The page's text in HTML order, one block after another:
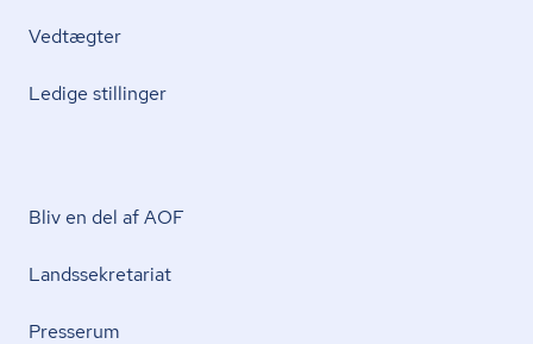
Vedtægter
Ledige stillinger
Bliv en del af AOF
Lands­se­kre­ta­ri­at
Presserum